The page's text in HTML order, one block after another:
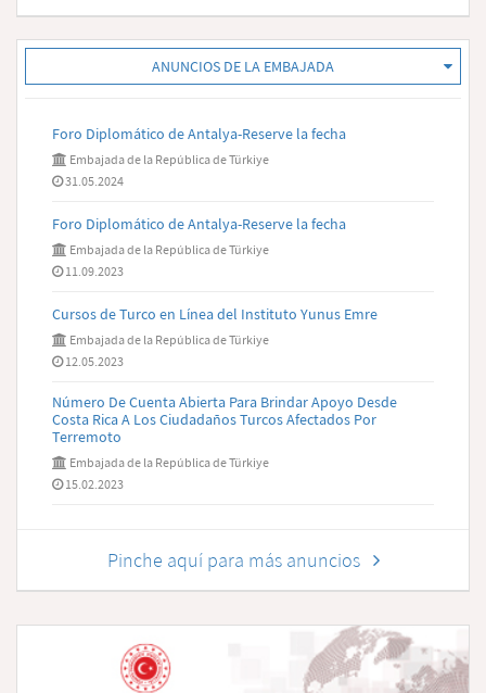
ANUNCIOS DE LA EMBAJADA
Foro Diplomático de Antalya-Reserve la fecha
Embajada de la República de Türkiye
31.05.2024
Foro Diplomático de Antalya-Reserve la fecha
Embajada de la República de Türkiye
11.09.2023
Cursos de Turco en Línea del Instituto Yunus Emre
Embajada de la República de Türkiye
12.05.2023
Número De Cuenta Abierta Para Brindar Apoyo Desde
Costa Rica A Los Ciudadaños Turcos Afectados Por
Terremoto
Embajada de la República de Türkiye
15.02.2023
Pinche aquí para más anuncios